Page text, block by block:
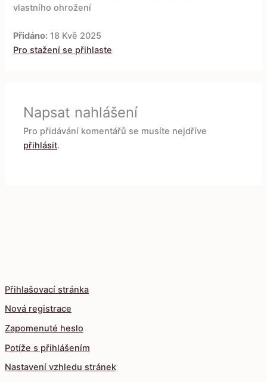
Přihlašovací stránka
Nová registrace
Zapomenuté heslo
Potíže s přihlášením
Nastavení vzhledu stránek
vlastního ohrožení
Přidáno: 18 Kvě 2025
Pro stažení se přihlaste
Napsat nahlášení
Pro přidávání komentářů se musíte nejdříve
přihlásit.